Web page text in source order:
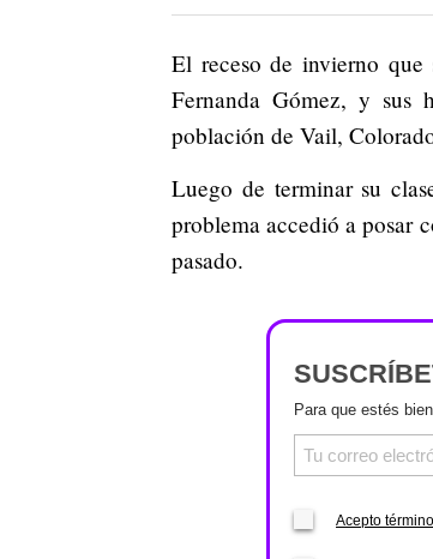
El receso de invierno
Fernanda Gómez, y sus
población de Vail,
Luego de terminar su
problema accedió a posar
pasado.
Para que estés
Acepto